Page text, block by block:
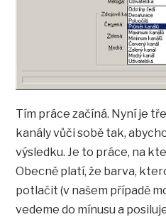
Tím práce začíná. Nyní je
kanály vůči sobě tak,
výsledku. Je to práce, na
Obecně platí, že barva,
potlačit (v našem případě
vedeme do mínusu a